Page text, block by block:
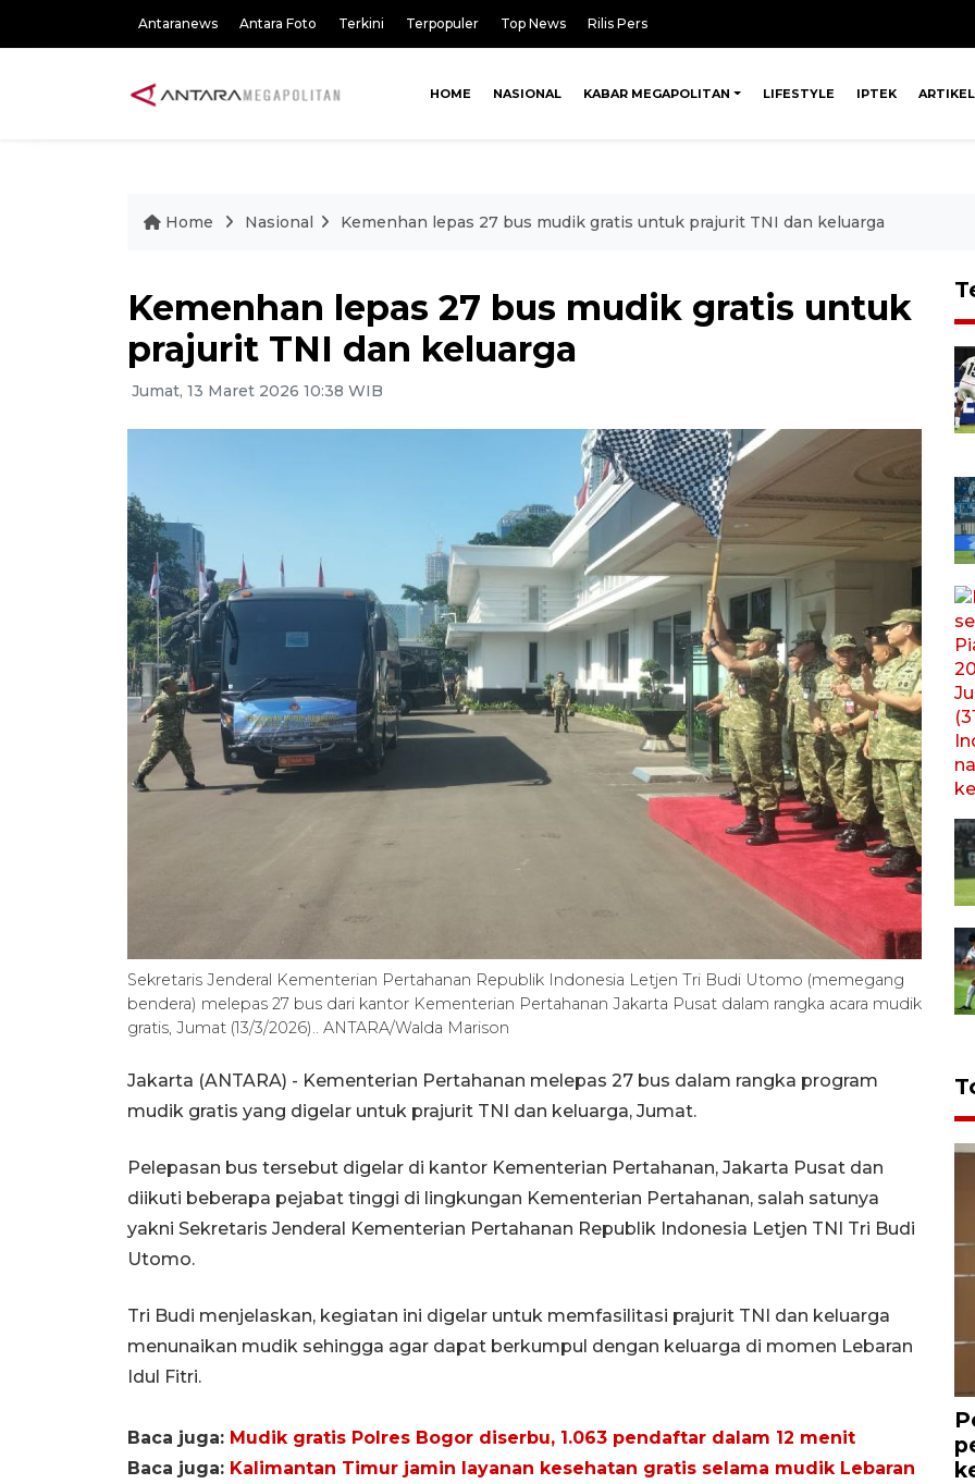
Antaranews Antara Foto Terkini Terpopuler Top News Rilis Pers
HOME NASIONAL KABAR MEGAPOLITAN LIFESTYLE IPTEK ARTIKEL
Home Nasional Kemenhan lepas 27 bus mudik gratis untuk prajurit TNI dan keluarga
Kemenhan lepas 27 bus mudik gratis untuk
prajurit TNI dan keluarga
Jumat, 13 Maret 2026 10:38 WIB
Sekretaris Jenderal Kementerian Pertahanan Republik Indonesia Letjen Tri Budi Utomo (memegang
bendera) melepas 27 bus dari kantor Kementerian Pertahanan Jakarta Pusat dalam rangka acara mudik
gratis, Jumat (13/3/2026).. ANTARA/Walda Marison
Jakarta (ANTARA) - Kementerian Pertahanan melepas 27 bus dalam rangka program
mudik gratis yang digelar untuk prajurit TNI dan keluarga, Jumat.
Pelepasan bus tersebut digelar di kantor Kementerian Pertahanan, Jakarta Pusat dan
diikuti beberapa pejabat tinggi di lingkungan Kementerian Pertahanan, salah satunya
yakni Sekretaris Jenderal Kementerian Pertahanan Republik Indonesia Letjen TNI Tri Budi
Utomo.
Tri Budi menjelaskan, kegiatan ini digelar untuk memfasilitasi prajurit TNI dan keluarga
menunaikan mudik sehingga agar dapat berkumpul dengan keluarga di momen Lebaran
Idul Fitri.
Baca juga: Mudik gratis Polres Bogor diserbu, 1.063 pendaftar dalam 12 menit
Baca juga: Kalimantan Timur jamin layanan kesehatan gratis selama mudik Lebaran